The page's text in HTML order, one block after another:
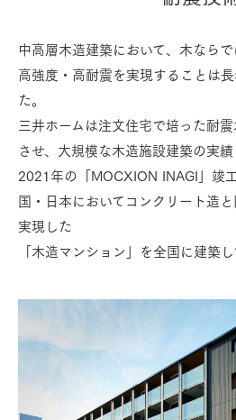
中高層木造建築において、木なら
高強度・高耐震を実現することは
た。
三井ホームは注文住宅で培った耐
させ、大規模な木造施設建築の実績
2021年の「MOCXION INAGI」竣
国・日本においてコンクリート造
実現した
「木造マンション」を全国に建築し